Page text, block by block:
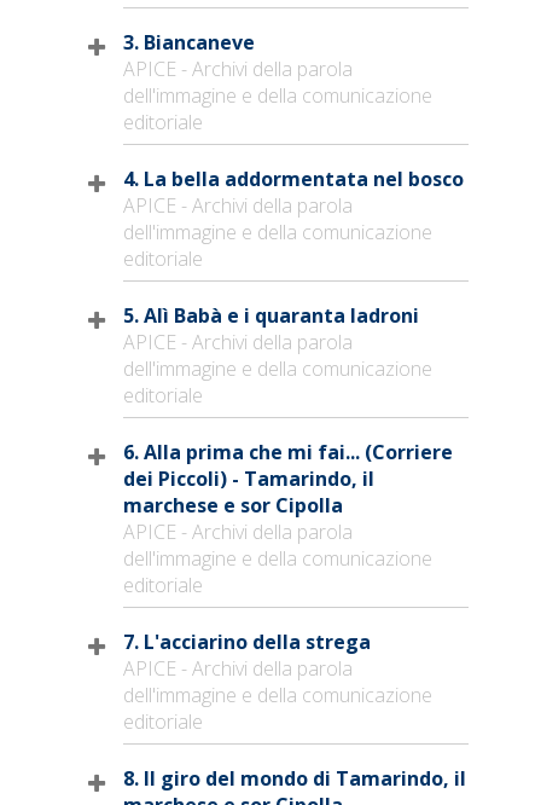
3. Biancaneve
APICE - Archivi della parola
dell'immagine e della comunicazione
editoriale
4. La bella addormentata nel bosco
APICE - Archivi della parola
dell'immagine e della comunicazione
editoriale
5. Alì Babà e i quaranta ladroni
APICE - Archivi della parola
dell'immagine e della comunicazione
editoriale
6. Alla prima che mi fai... (Corriere
dei Piccoli) - Tamarindo, il
marchese e sor Cipolla
APICE - Archivi della parola
dell'immagine e della comunicazione
editoriale
7. L'acciarino della strega
APICE - Archivi della parola
dell'immagine e della comunicazione
editoriale
8. Il giro del mondo di Tamarindo, il